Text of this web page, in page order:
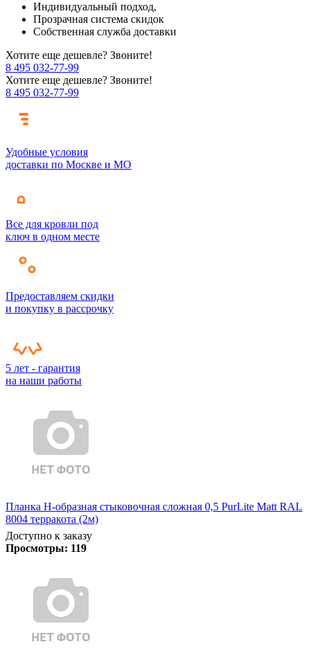
Индивидуальный подход,
Прозрачная система скидок
Собственная служба доставки
Хотите еще дешевле? Звоните!
8 495 032-77-99
Хотите еще дешевле? Звоните!
8 495 032-77-99
Удобные условия
доставки по Москве и МО
Все для кровли под
ключ в одном месте
Предоставляем скидки
и покупку в рассрочку
5 лет - гарантия
на наши работы
Планка Н-образная стыковочная сложная 0,5 PurLite Matt RAL
8004 терракота (2м)
Доступно к заказу
Просмотры: 119